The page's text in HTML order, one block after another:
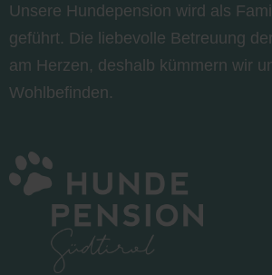
Unsere Hundepension wird als
geführt. Die liebevolle Betreuung
am Herzen, deshalb kümmern wir
Wohlbefinden.